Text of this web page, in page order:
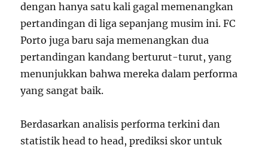
dengan hanya satu kali gagal memenangkan
pertandingan di liga sepanjang musim ini. FC
Porto juga baru saja memenangkan dua
pertandingan kandang berturut-turut, yang
menunjukkan bahwa mereka dalam performa
yang sangat baik.
Berdasarkan analisis performa terkini dan
statistik head to head, prediksi skor untuk